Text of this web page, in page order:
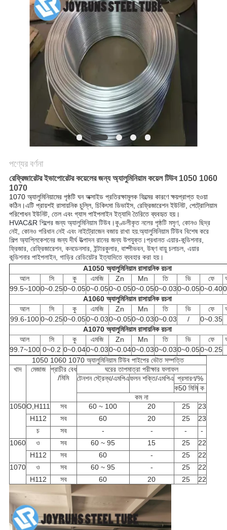
সাইটম্যাপ
গোপনীয়তা
পণ্যের বর্ণনা
রেফ্রিজারেটর ইভাপোরেটর কয়েলের জন্য অ্যালুমিনিয়াম কয়েল টিউব 1050 1060
1070
1070 অ্যালুমিনিয়ামের পৃষ্ঠটি ঘন অক্সাইড প্রতিরক্ষামূলক ফিল্মের কারণে ক্ষয়প্রাপ্ত হওয়া
কঠিন।এটি প্রায়শই রাসায়নিক চুল্লি, চিকিৎসা ডিভাইস, রেফ্রিজারেশন ইউনিট, পেট্রোলিয়াম
পরিশোধন ইউনিট, তেল এবং গ্যাস পাইপলাইন ইত্যাদি তৈরিতে ব্যবহৃত হয়।
HVAC&R শিল্পের জন্য অ্যালুমিনিয়াম টিউব।কুণ্ডলীকৃত নলের পৃষ্ঠটি মসৃণ, কোনও ছিদ্র
নেই, কোনও পরিধান নেই এবং নাইট্রোজেন বজায় রাখা হয়.অ্যালুমিনিয়াম টিউব বিশেষ করে
শিল্প অ্যাপ্লিকেশনের জন্য দীর্ঘ উত্পাদন রানের জন্য উপযুক্ত।প্রধানত এয়ার-কন্ডিশনার,
ফ্রিজার, রেফ্রিজারেশন, কনডেনসার, ইন্টারকুলার, বাষ্পীভবন, উষ্ণ বায়ু চলাচল, এয়ার
কন্ডিশনার পাইপলাইন, গাড়ির রেডিয়েটর ইত্যাদিতে ব্যবহার করা হয়।
A1050 অ্যালুমিনিয়াম রাসায়নিক রচনা
আল
সি কু এমজি Zn Mn তি ভি ফে
99.5~1000~0.250~0.050~0.050~0.050~0.050~0.030~0.050~0.40
A1060 অ্যালুমিনিয়াম রাসায়নিক রচনা
আল
সি কু এমজি Zn Mn তি ভি ফে
99.6-1000~0.250~0.050~0.030~0.050~0.030~0.03 /
0~0.35
A1070 অ্যালুমিনিয়াম রাসায়নিক রচনা
আল
সি কু এমজি Zn Mn তি ভি ফে
99.7~100 0~0.2 0~0.040~0.030~0.040~0.030~0.030~0.050~0.25
1050 1060 1070 অ্যালুমিনিয়াম টিউব পাইপের ভৌত সম্পত্তি
খাদ
মেজাজ
প্রাচীর বেধ
/মিমি
ঘরের তাপমাত্রা পরীক্ষার ফলাফল
টেনশন স্ট্রেন্থ/এমপিএফলন শক্তি/এমপিএ প্রসারণ/%
ক50 মিমি ক
কম না
1050O,H111 সব 60 ~ 100 20 25
23
H112
সব 60 20 25
23
চ
সব - - -
-
1060
ও সব 60 ~ 95 15 25
22
H112
সব 60 - 25
22
1070
ও সব 60 ~ 95 - 25
22
H112
সব 60 20 25 22